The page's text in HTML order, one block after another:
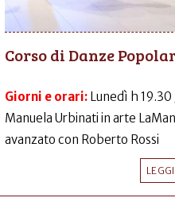
Corso di Danze
Giorni e orari: Lunedì h
Manuela Urbinati in arte
avanzato con Roberto Rossi